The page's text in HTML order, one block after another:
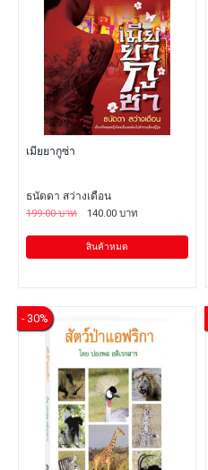
เมียยากูซ่า
ธนัดดา สว่างเดือน
199.00 บาท
140.00 บาท
สินค้าหมด
- 30%